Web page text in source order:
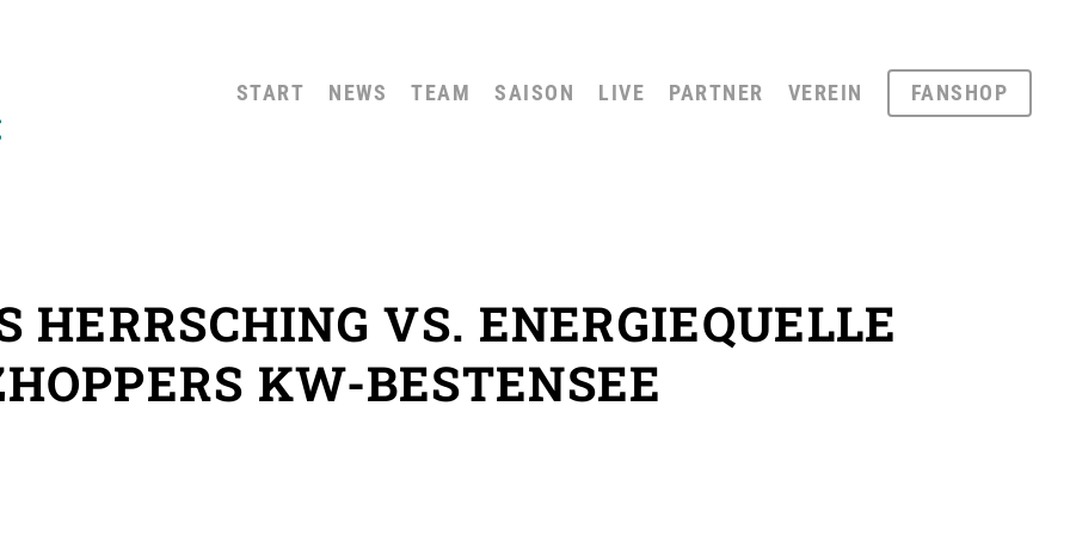
START NEWS TEAM SAISON LIVE PARTNER VEREIN FANSHOP
HERRSCHING VS. ENERGIEQUELLE
KW-BESTENSEE